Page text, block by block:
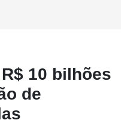
10 bilhões
de